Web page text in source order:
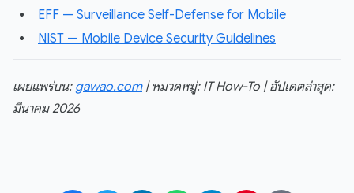
EFF — Surveillance Self-Defense for Mobile
NIST — Mobile Device Security Guidelines
เผยแพร่บน: gawao.com| หมวดหมู่: IT How-To | อัปเดตล่าสุด:
มีนาคม 2026